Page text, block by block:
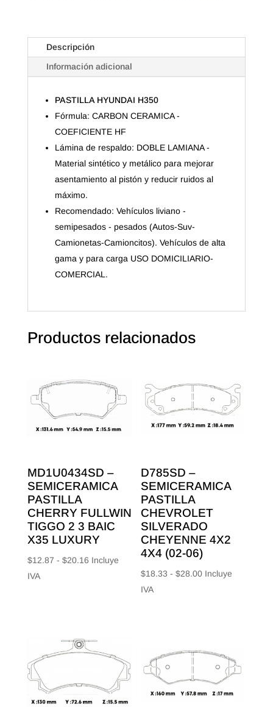
Descripción
Información adicional
PASTILLA HYUNDAI H350
Fórmula: CARBON CERAMICA -
COEFICIENTE HF
Lámina de respaldo: DOBLE LAMIANA -
Material sintético y metálico para mejorar
asentamiento al pistón y reducir ruidos al
máximo.
Recomendado: Vehículos liviano -
semipesados - pesados (Autos-Suv-
Camionetas-Camioncitos). Vehículos de alta
gama y para carga USO DOMICILIARIO-
COMERCIAL.
Productos relacionados
MD1U0434SD –
SEMICERAMICA
PASTILLA
CHERRY FULLWIN
TIGGO 2 3 BAIC
X35 LUXURY
$12.87 - $20.16Rango
hasta
$20.16
Incluye
IVA
D785SD –
SEMICERAMICA
PASTILLA
CHEVROLET
SILVERADO
CHEYENNE 4X2
4X4 (02-06)
$18.33 - $28.00Rango
hasta
$28.00
Incluye
IVA